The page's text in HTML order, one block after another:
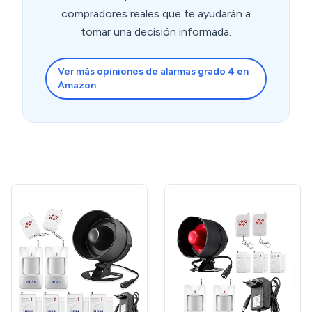
compradores reales que te ayudarán a
tomar una decisión informada.
Ver más opiniones de alarmas grado 4 en
Amazon